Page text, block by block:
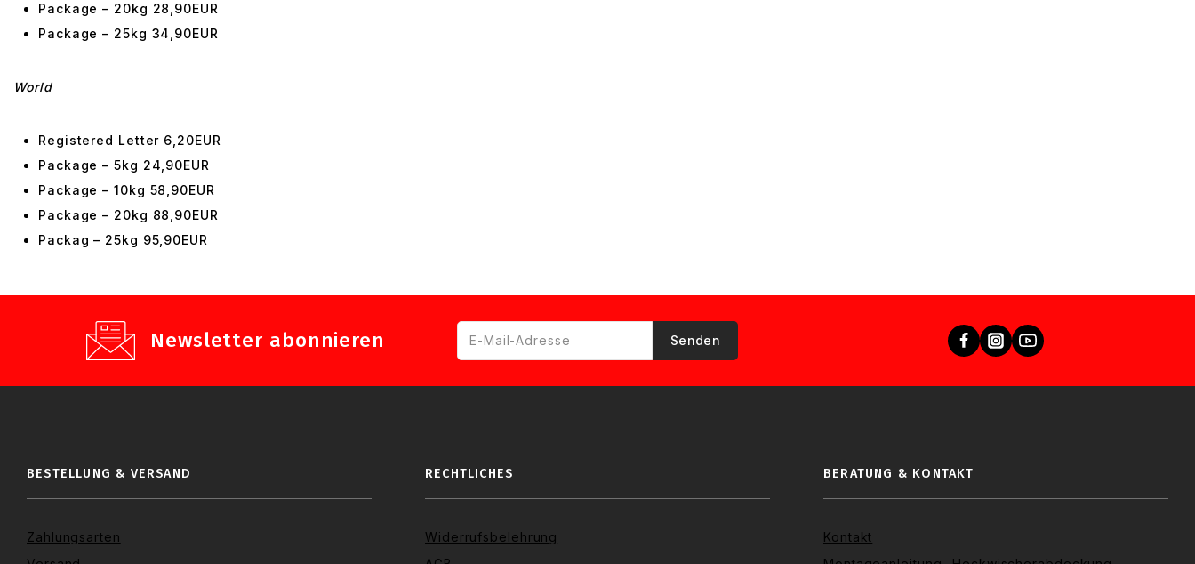
Package – 20kg 28,90EUR
Package – 25kg 34,90EUR
World
Registered Letter 6,20EUR
Package – 5kg 24,90EUR
Package – 10kg 58,90EUR
Package – 20kg 88,90EUR
Packag – 25kg 95,90EUR
Newsletter abonnieren
BESTELLUNG & VERSAND
Zahlungsarten
RECHTLICHES
Widerrufsbelehrung
BERATUNG & KONTAKT
Kontakt